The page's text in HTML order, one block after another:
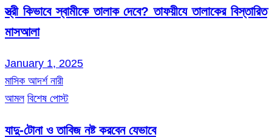
স্ত্রী কিভাবে স্বামীকে তালাক দেবে? তাফয়ীযে তালাকের বিস্তারিত
মাসআলা
January 1, 2025
মাসিক আদর্শ নারী
আমল বিশেষ পোস্ট
যাদু-টোনা ও তাবিজ নষ্ট করবেন যেভাবে